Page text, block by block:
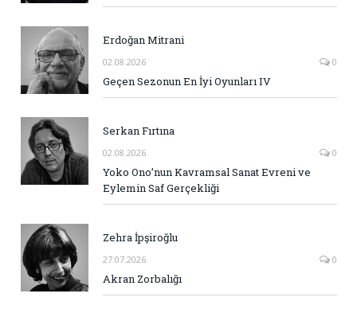
Erdoğan Mitrani
02.08.2026 0
Geçen Sezonun En İyi Oyunları IV
Serkan Fırtına
02.08.2026 0
Yoko Ono’nun Kavramsal Sanat Evreni ve
Eylemin Saf Gerçekliği
Zehra İpşiroğlu
27.07.2026 0
Akran Zorbalığı